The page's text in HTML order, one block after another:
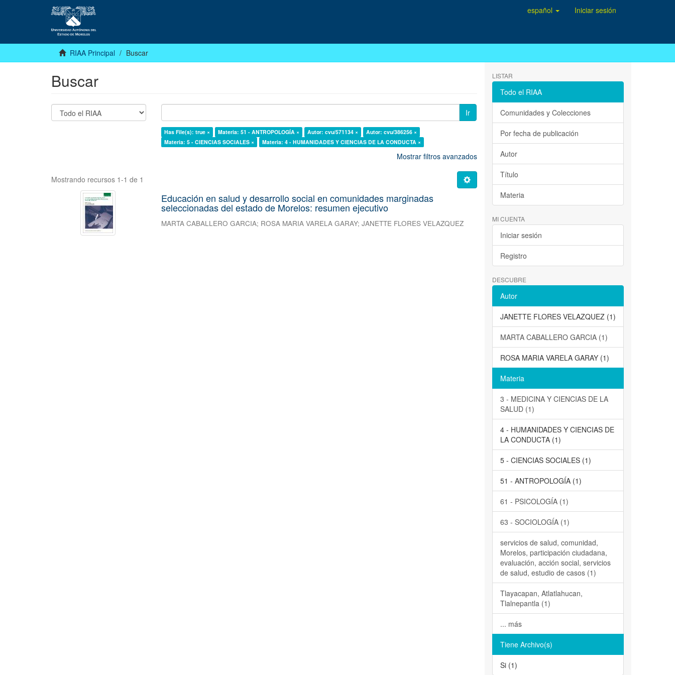
español Iniciar sesión
RIAA Principal Buscar
Buscar
Ir
Has File(s): true × Materia: 51 - ANTROPOLOGÍA × Autor: cvu/571134 ×
Autor: cvu/386256 ×
Materia: 5 - CIENCIAS SOCIALES ×
Materia: 4 - HUMANIDADES Y CIENCIAS DE LA CONDUCTA ×
Mostrar filtros avanzados
Mostrando recursos 1-1 de 1
Educación en salud y desarrollo social en comunidades marginadas
seleccionadas del estado de Morelos: resumen ejecutivo
MARTA CABALLERO GARCIA; ROSA MARIA VARELA GARAY;JANETTE FLORES VELAZQUEZ
LISTAR
Todo el RIAA
Comunidades y Colecciones
Por fecha de publicación
Autor
Título
Materia
MI CUENTA
Iniciar sesión
Registro
DESCUBRE
Autor
JANETTE FLORES VELAZQUEZ (1)
MARTA CABALLERO GARCIA (1)
ROSA MARIA VARELA GARAY (1)
Materia
3 - MEDICINA Y CIENCIAS DE LA
SALUD (1)
4 - HUMANIDADES Y CIENCIAS DE
LA CONDUCTA (1)
5 - CIENCIAS SOCIALES (1)
51 - ANTROPOLOGÍA (1)
61 - PSICOLOGÍA (1)
63 - SOCIOLOGÍA (1)
servicios de salud, comunidad,
Morelos, participación ciudadana,
evaluación, acción social, servicios
de salud, estudio de casos (1)
Tlayacapan, Atlatlahucan,
Tlalnepantla (1)
... más
Tiene Archivo(s)
Si (1)